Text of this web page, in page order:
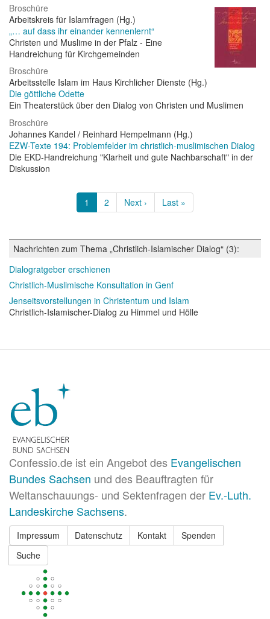
Broschüre
Arbeitskreis für Islamfragen (Hg.)
„… auf dass ihr einander kennenlernt“
Christen und Muslime in der Pfalz - Eine
Handreichung für Kirchgemeinden
Broschüre
Arbeitsstelle Islam im Haus Kirchlicher Dienste (Hg.)
Die göttliche Odette
Ein Theaterstück über den Dialog von Christen und Muslimen
Broschüre
Johannes Kandel / Reinhard Hempelmann (Hg.)
EZW-Texte 194: Problemfelder im christlich-muslimischen Dialog
Die EKD-Handreichung "Klarheit und gute Nachbarschaft" in der
Diskussion
Seitennummerierung
Aktuelle
Seite
1 Page
2
Nächste
Seite
Next ›
Letzte
Seite
Last »
Nachrichten zum Thema „Christlich-Islamischer Dialog“ (3):
Dialogratgeber erschienen
Christlich-Muslimische Konsultation in Genf
Jenseitsvorstellungen in Christentum und Islam
Christlich-Islamischer-Dialog zu Himmel und Hölle
Confessio.de ist ein Angebot des Evangelischen
Bundes Sachsen und des Beauftragten für
Weltanschauungs- und Sektenfragen der Ev.-Luth.
Landeskirche Sachsens.
Impressum Datenschutz Kontakt
Spenden
Suche